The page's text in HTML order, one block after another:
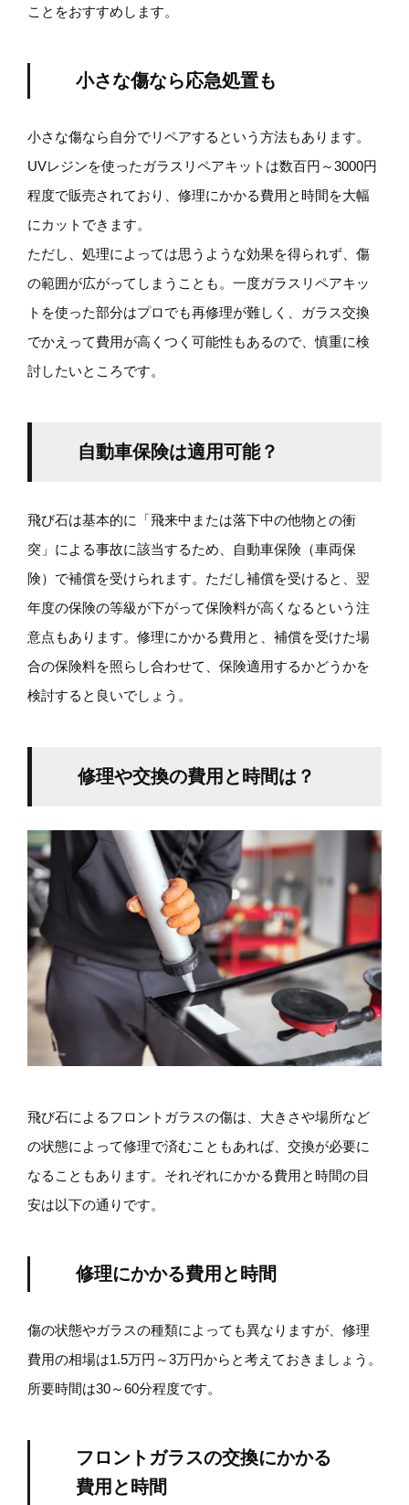
ことをおすすめします。
小さな傷なら応急処置も
小さな傷なら自分でリペアするという方法もあります。
UVレジンを使ったガラスリペアキットは数百円～3000円
程度で販売されており、修理にかかる費用と時間を大幅
にカットできます。
ただし、処理によっては思うような効果を得られず、傷
の範囲が広がってしまうことも。一度ガラスリペアキッ
トを使った部分はプロでも再修理が難しく、ガラス交換
でかえって費用が高くつく可能性もあるので、慎重に検
討したいところです。
自動車保険は適用可能？
飛び石は基本的に「飛来中または落下中の他物との衝
突」による事故に該当するため、自動車保険（車両保
険）で補償を受けられます。ただし補償を受けると、翌
年度の保険の等級が下がって保険料が高くなるという注
意点もあります。修理にかかる費用と、補償を受けた場
合の保険料を照らし合わせて、保険適用するかどうかを
検討すると良いでしょう。
修理や交換の費用と時間は？
飛び石によるフロントガラスの傷は、大きさや場所など
の状態によって修理で済むこともあれば、交換が必要に
なることもあります。それぞれにかかる費用と時間の目
安は以下の通りです。
修理にかかる費用と時間
傷の状態やガラスの種類によっても異なりますが、修理
費用の相場は1.5万円～3万円からと考えておきましょう。
所要時間は30～60分程度です。
フロントガラスの交換にかかる
費用と時間